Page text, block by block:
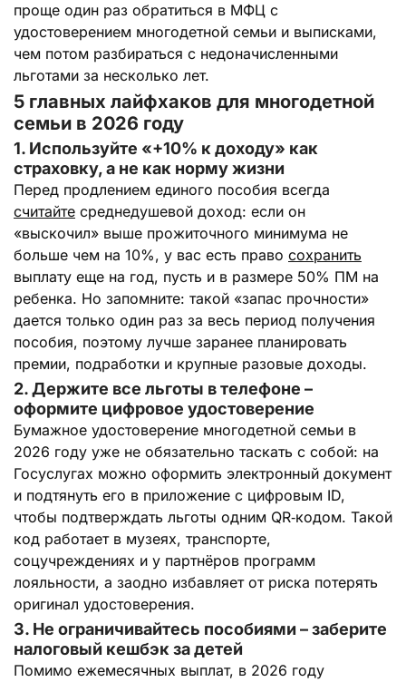
проще один раз обратиться в МФЦ с
удостоверением многодетной семьи и выписками,
чем потом разбираться с недоначисленными
льготами за несколько лет.
5 главных лайфхаков для многодетной
семьи в 2026 году
1. Используйте «+10% к доходу» как
страховку, а не как норму жизни
Перед продлением единого пособия всегда
считайте среднедушевой доход: если он
«выскочил» выше прожиточного минимума не
больше чем на 10%, у вас есть право сохранить
выплату еще на год, пусть и в размере 50% ПМ на
ребенка. Но запомните: такой «запас прочности»
дается только один раз за весь период получения
пособия, поэтому лучше заранее планировать
премии, подработки и крупные разовые доходы.
2. Держите все льготы в телефоне –
оформите цифровое удостоверение
Бумажное удостоверение многодетной семьи в
2026 году уже не обязательно таскать с собой: на
Госуслугах можно оформить электронный документ
и подтянуть его в приложение с цифровым ID,
чтобы подтверждать льготы одним QR‑кодом. Такой
код работает в музеях, транспорте,
соцучреждениях и у партнёров программ
лояльности, а заодно избавляет от риска потерять
оригинал удостоверения.
3. Не ограничивайтесь пособиями – заберите
налоговый кешбэк за детей
Помимо ежемесячных выплат, в 2026 году